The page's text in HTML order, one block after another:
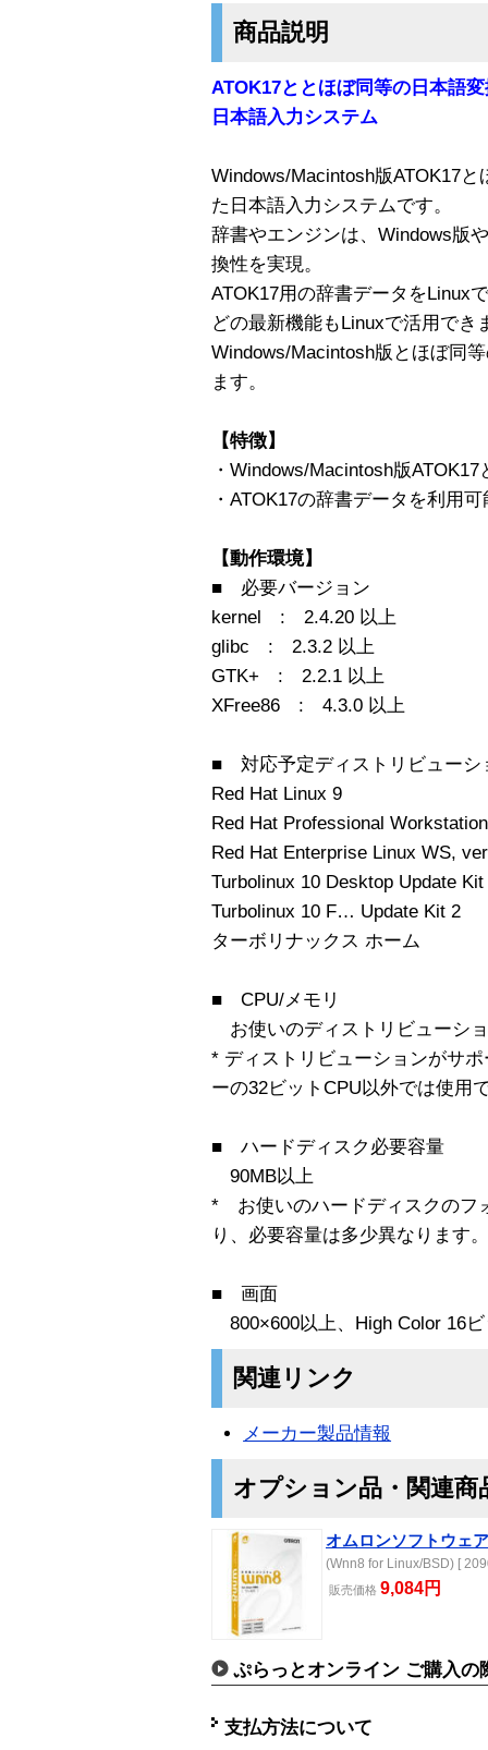
商品説明
ATOK17ととほぼ同等の日本語
日本語入力システム
Windows/Macintosh版ATOK17
た日本語入力システムです。
辞書やエンジンは、Windows版
換性を実現。
ATOK17用の辞書データをLinux
どの最新機能もLinuxで活用でき
Windows/Macintosh版とほぼ同
ます。
【特徴】
・Windows/Macintosh版
・ATOK17の辞書データを利用可
【動作環境】
■ 必要バージョン
kernel : 2.4.20 以上
glibc : 2.3.2 以上
GTK+ : 2.2.1 以上
XFree86 : 4.3.0 以上
■ 対応予定ディストリビューシ
Red Hat Linux 9
Red Hat Professional Workstation
Red Hat Enterprise Linux WS,
Turbolinux 10 Desktop Update Kit
Turbolinux 10 F… Update Kit 2
ターボリナックス ホーム
■ CPU/メモリ
お使いのディストリビューシ
* ディストリビューションがサ
ーの32ビットCPU以外では使用
■ ハードディスク必要容量
90MB以上
* お使いのハードディスクのフ
り、必要容量は多少異なります。
■ 画面
800×600以上、High Color 16
関連リンク
メーカー製品情報
オプション品・関連商
オムロンソフトウェ
(Wnn8 for Linux/BSD) [
販売価格 9,084円
ぷらっとオンライン ご購入の
支払方法について